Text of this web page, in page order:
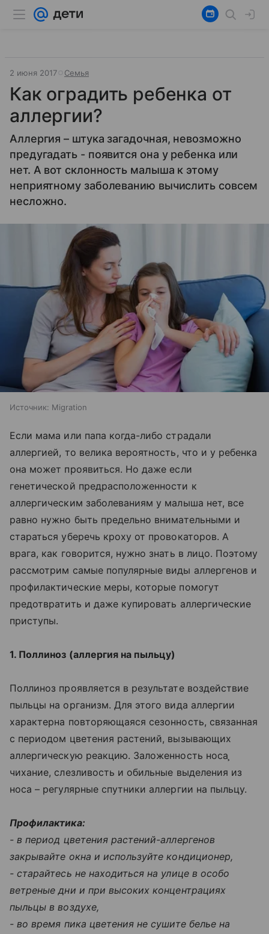
2 июня 2017 Семья
Как оградить ребенка от
аллергии?
Аллергия – штука загадочная, невозможно
предугадать - появится она у ребенка или
нет. А вот склонность малыша к этому
неприятному заболеванию вычислить совсем
несложно.
Источник: Migration
Если мама или папа когда-либо страдали
аллергией, то велика вероятность, что и у ребенка
она может проявиться. Но даже если
генетической предрасположенности к
аллергическим заболеваниям у малыша нет, все
равно нужно быть предельно внимательными и
стараться уберечь кроху от провокаторов. А
врага, как говорится, нужно знать в лицо. Поэтому
рассмотрим самые популярные виды аллергенов и
профилактические меры, которые помогут
предотвратить и даже купировать аллергические
приступы.
1. Поллиноз (аллергия на пыльцу)
Поллиноз проявляется в результате воздействие
пыльцы на организм. Для этого вида аллергии
характерна повторяющаяся сезонность, связанная
с периодом цветения растений, вызывающих
аллергическую реакцию. Заложенность носа ̧
чихание, слезливость и обильные выделения из
носа – регулярные спутники аллергии на пыльцу.
Профилактика:
- в период цветения растений-аллергенов
закрывайте окна и используйте кондиционер,
- старайтесь не находиться на улице в особо
ветреные дни и при высоких концентрациях
пыльцы в воздухе,
- во время пика цветения не сушите белье на